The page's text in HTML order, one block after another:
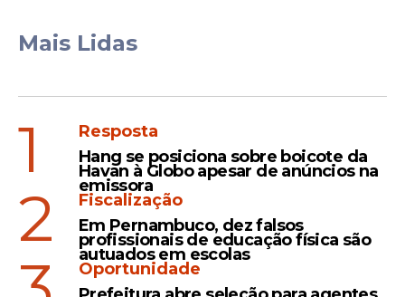
Mais Lidas
1
Resposta
Hang se posiciona sobre boicote da
Havan à Globo apesar de anúncios na
emissora
2
Fiscalização
Em Pernambuco, dez falsos
profissionais de educação física são
autuados em escolas
Oportunidade